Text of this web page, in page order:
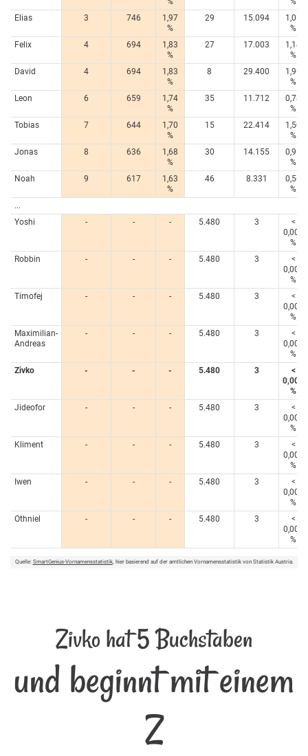
Elias
3 746
1,97
%
29 15.094
1,01
%
Felix
4 694
1,83
%
27 17.003
1,14
%
David
4 694
1,83
%
8 29.400
1,96
%
Leon
6 659
1,74
%
35 11.712
0,78
%
Tobias
7 644
1,70
%
15 22.414
1,50
%
Jonas
8 636
1,68
%
30 14.155
0,95
%
Noah
9 617
1,63
%
46 8.331
0,56
%
...
Yoshi
- - - 5.480 3
<
0,005
%
Robbin
- - - 5.480 3
<
0,005
%
Timofej
- - - 5.480 3
<
0,005
%
Maximilian-
Andreas
- - - 5.480 3
<
0,005
%
Zivko
- - - 5.480 3
<
0,005
%
Jideofor
- - - 5.480 3
<
0,005
%
Kliment
- - - 5.480 3
<
0,005
%
Iwen
- - - 5.480 3
<
0,005
%
Othniel
- - - 5.480 3
<
0,005
%
Quelle: SmartGenius-Vornamensstatistik, hier basierend auf der amtlichen Vornamensstatistik von Statistik Austria.
Zivko hat 5 Buchstaben
und beginnt mit einem
Z